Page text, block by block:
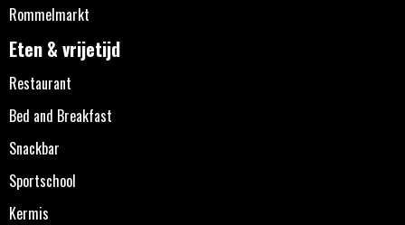
Rommelmarkt
Eten & vrijetijd
Restaurant
Bed and Breakfast
Snackbar
Sportschool
Kermis